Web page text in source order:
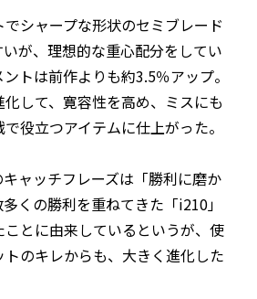
シャープな形状のセミブレード
が、理想的な重心配分をしてい
トは前作よりも約3.5％アップ。
して、寛容性を高め、ミスにも
役立つアイテムに仕上がった。
キャッチフレーズは「勝利に磨か
くの勝利を重ねてきた「i210」
とに由来しているというが、使
のキレからも、大きく進化した